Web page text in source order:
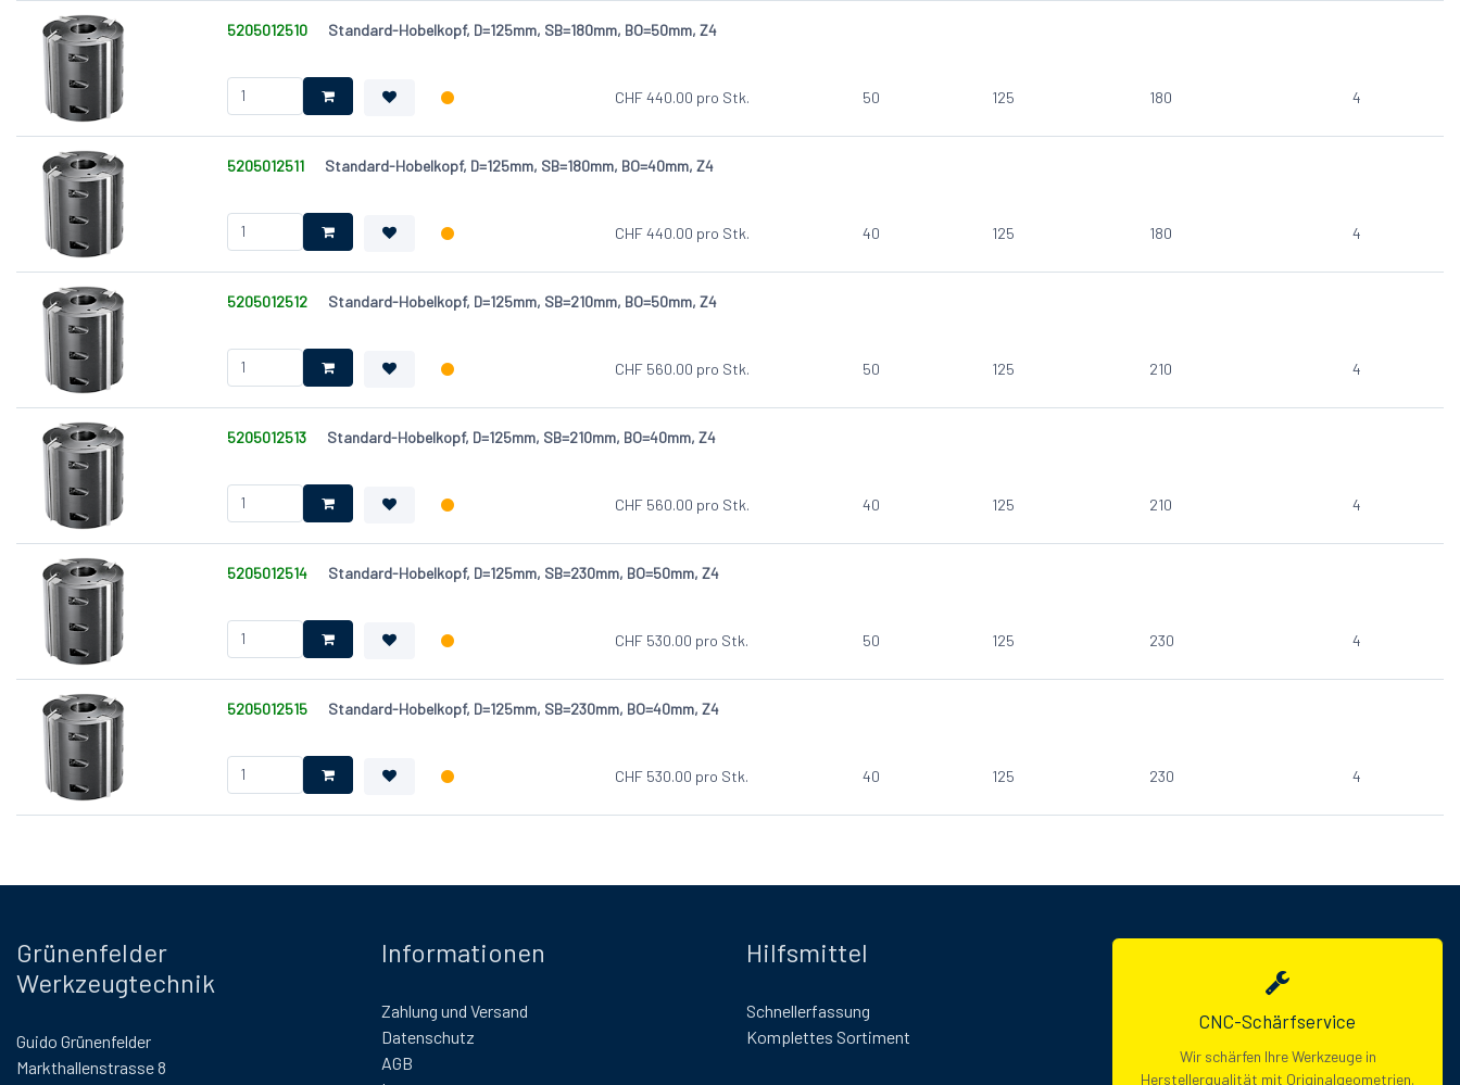
5205012510 Standard-Hobelkopf, D=125mm, SB=180mm, BO=50mm, Z4
CHF440.00 pro Stk. 50 125 180 4
5205012511 Standard-Hobelkopf, D=125mm, SB=180mm, BO=40mm, Z4
CHF440.00 pro Stk. 40 125 180 4
5205012512 Standard-Hobelkopf, D=125mm, SB=210mm, BO=50mm, Z4
CHF 560.00 pro Stk. 50 125 210 4
5205012513 Standard-Hobelkopf, D=125mm, SB=210mm, BO=40mm, Z4
CHF 560.00 pro Stk. 40 125 210 4
5205012514 Standard-Hobelkopf, D=125mm, SB=230mm, BO=50mm, Z4
CHF 530.00 pro Stk. 50 125 230 4
5205012515 Standard-Hobelkopf, D=125mm, SB=230mm, BO=40mm, Z4
CHF 530.00 pro Stk. 40 125 230 4
Grünenfelder
Werkzeugtechnik
Guido Grünenfelder
Markthallenstrasse 8
Informationen
Zahlung und Versand
Datenschutz
AGB
Hilfsmittel
Schnellerfassung
Komplettes Sortiment
CNC-Schärfservice
Wir schärfen Ihre Werkzeuge in
Herstellerqualität mit Originalgeometrien.